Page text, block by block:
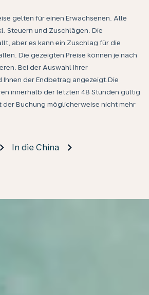
gelten für einen Erwachsenen. Alle
Steuern und Zuschlägen. Die
aber es kann ein Zuschlag für die
Die gezeigten Preise können je nach
Bei der Auswahl Ihrer
der Endbetrag angezeigt.Die
innerhalb der letzten 48 Stunden gültig
der Buchung möglicherweise nicht mehr
In die China